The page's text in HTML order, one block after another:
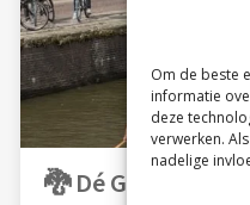
Om de beste
informatie
deze
verwerken.
nadelige
🐉 Dé Groninger